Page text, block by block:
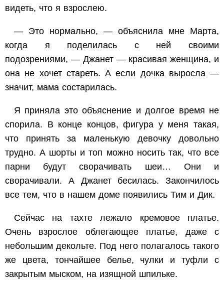
видеть, что я взрослею.
— Это нормально, — объяснила мне Марта,
когда я поделилась с ней своими
подозрениями, — Джанет — красивая женщина, и
она не хочет стареть. А если дочка выросла —
значит, мама состарилась.
Я приняла это объяснение и долгое время не
спорила. В конце концов, фигура у меня такая,
что принять за маленькую девочку довольно
трудно. А шорты и топ можно носить так, что все
парни будут сворачивать шеи… Они и
сворачивали. А Джанет бесилась. Закончилось
все тем, что в нашем доме появились Тим и Дик.
Сейчас на тахте лежало кремовое платье.
Очень взрослое облегающее платье, даже с
небольшим декольте. Под него полагалось такого
же цвета, тончайшее белье, чулки и туфли с
закрытым мыском, на изящной шпильке.